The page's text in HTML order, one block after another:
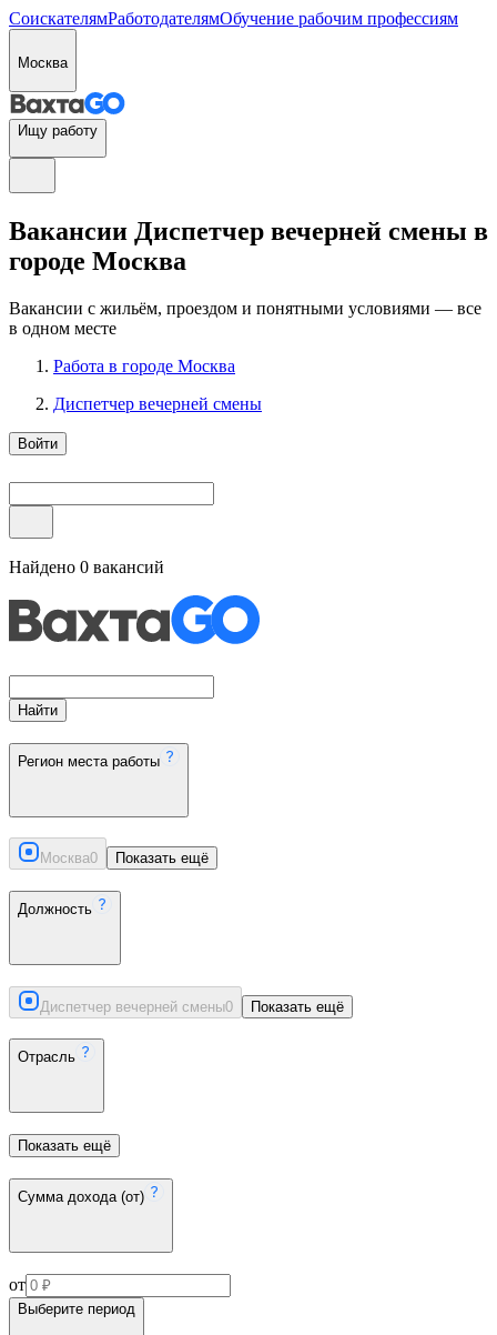
СоискателямРаботодателямОбучение рабочим профессиям
Москва
Ищу работу
Вакансии Диспетчер вечерней смены в
городе Москва
Вакансии с жильём, проездом и понятными условиями — все
в одном месте
Работа в городе Москва
Диспетчер вечерней смены
Войти
Найдено 0 вакансий
Найти
Регион места работы
Москва0 Показать ещё
Должность
Диспетчер вечерней смены0 Показать ещё
Отрасль
Показать ещё
Сумма дохода (от)
от
Выберите период